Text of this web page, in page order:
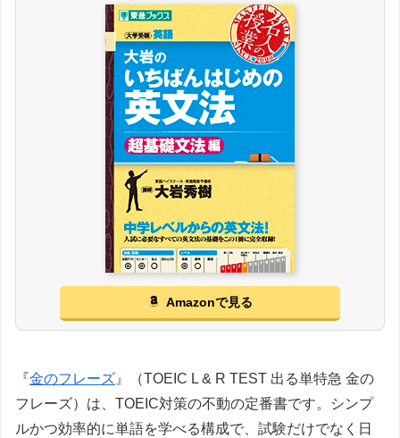
Amazonで見る
『金のフレーズ 』（TOEIC L & R TEST 出る単特急 金の
フレーズ）は、TOEIC対策の不動の定番書です。シンプ
ルかつ効率的に単語を学べる構成で、試験だけでなく日